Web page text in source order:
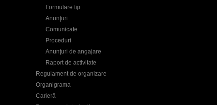
Formulare tip
Anunţuri
Comunicate
Proceduri
Anunţuri de angajare
Raport de activitate
Regulament de organizare
Organigrama
Carieră